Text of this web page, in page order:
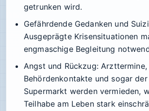
getrunken wird.
Gefährdende Gedanken und
Ausgeprägte Krisensituationen
engmaschige Begleitung
Angst und Rückzug: Arzttermine,
Behördenkontakte und sogar der
Supermarkt werden vermieden,
Teilhabe am Leben stark